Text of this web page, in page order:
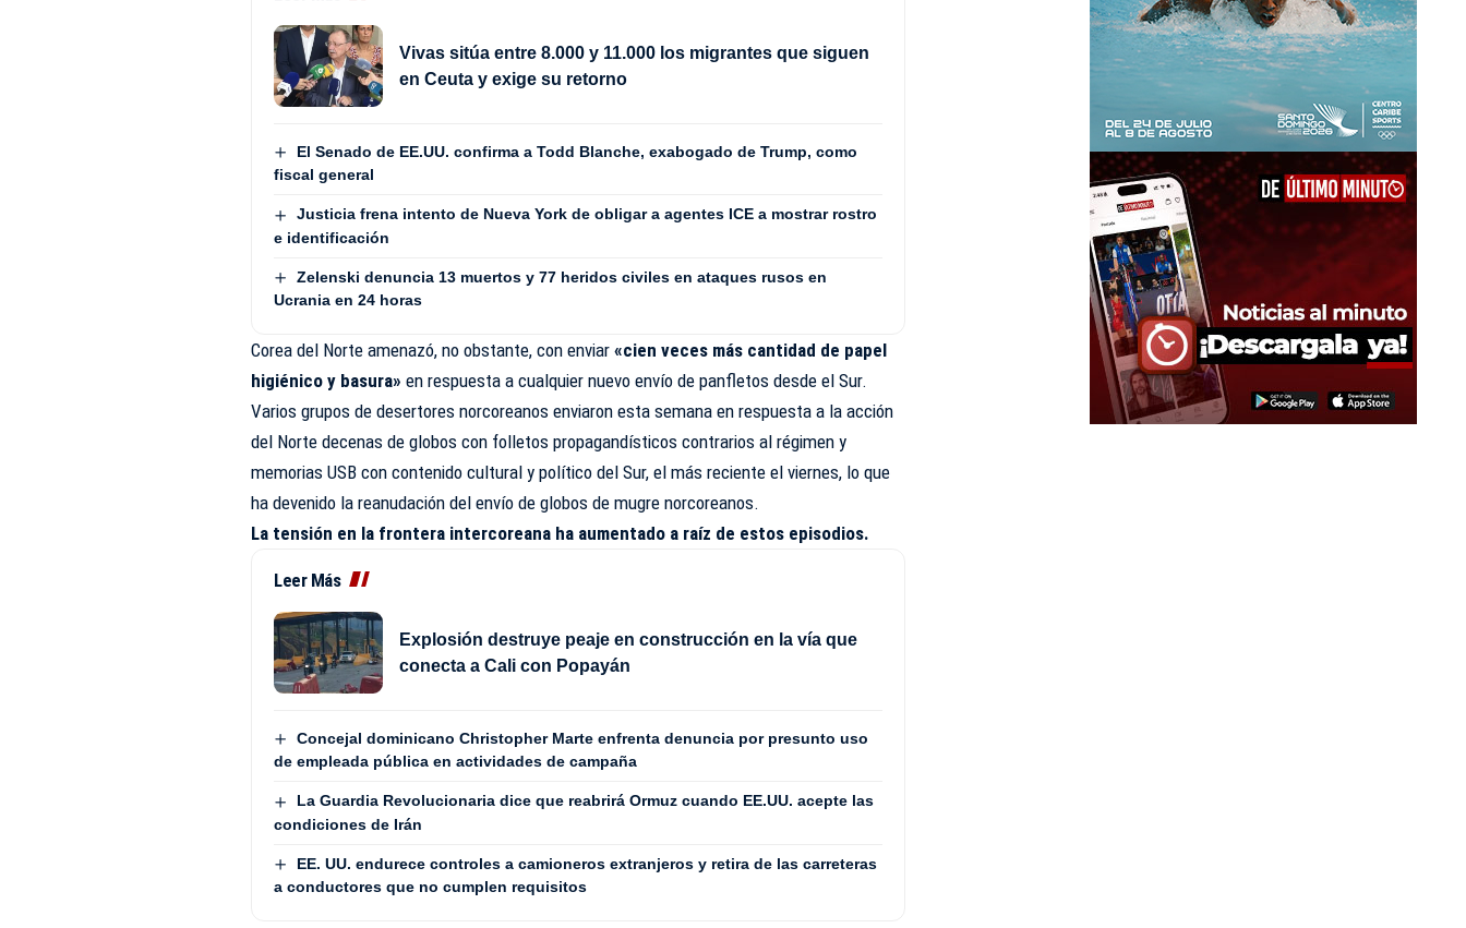
Vivas sitúa entre 8.000 y 11.000 los migrantes que siguen
en Ceuta y exige su retorno
El Senado de EE.UU. confirma a Todd Blanche, exabogado de Trump, como
fiscal general
Justicia frena intento de Nueva York de obligar a agentes ICE a mostrar rostro
e identificación
Zelenski denuncia 13 muertos y 77 heridos civiles en ataques rusos en
Ucrania en 24 horas
Corea del Norte amenazó, no obstante, con enviar«cien veces más cantidad de papel
higiénico y basura» en respuesta a cualquier nuevo envío de panfletos desde el Sur.
Varios grupos de desertores norcoreanos enviaron esta semana en respuesta a la acción
del Norte decenas de globos con folletos propagandísticos contrarios al régimen y
memorias USB con contenido cultural y político del Sur, el más reciente el viernes, lo que
ha devenido la reanudación del envío de globos de mugre norcoreanos.
La tensión en la frontera intercoreana ha aumentado a raíz de estos episodios.
Leer Más
Explosión destruye peaje en construcción en la vía que
conecta a Cali con Popayán
Concejal dominicano Christopher Marte enfrenta denuncia por presunto uso
de empleada pública en actividades de campaña
La Guardia Revolucionaria dice que reabrirá Ormuz cuando EE.UU. acepte las
condiciones de Irán
EE. UU. endurece controles a camioneros extranjeros y retira de las carreteras
a conductores que no cumplen requisitos